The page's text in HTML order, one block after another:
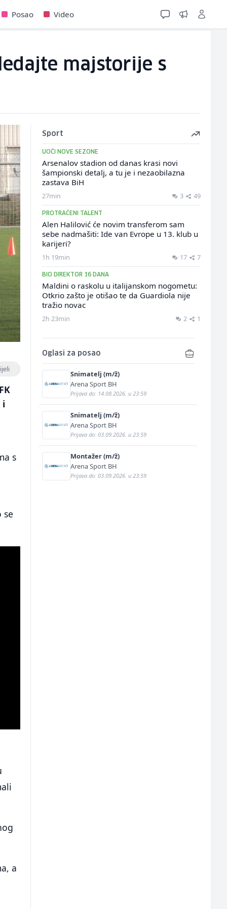
Posao Video
majstorije s
i
s
se
a
Sport
UOČI NOVE SEZONE
Arsenalov stadion od danas krasi novi
šampionski detalj, a tu je i nezaobilazna
zastava BiH
27min 3 49
PROTRAĆENI TALENT
Alen Halilović će novim transferom sam
sebe nadmašiti: Ide van Evrope u 13. klub u
karijeri?
1h 19min 17 7
BIO DIREKTOR 16 DANA
Maldini o raskolu u italijanskom nogometu:
Otkrio zašto je otišao te da Guardiola nije
tražio novac
2h 23min 2 1
Oglasi za posao
Snimatelj (m/ž)
Arena Sport BH
Prijava do: 14.08.2026. u 23:59
Snimatelj (m/ž)
Arena Sport BH
Prijava do: 03.09.2026. u 23:59
Montažer (m/ž)
Arena Sport BH
Prijava do: 03.09.2026. u 23:59